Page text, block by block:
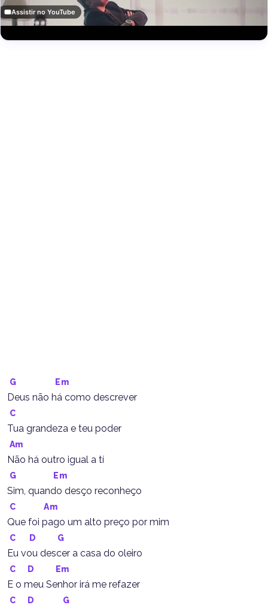
Assistir no YouTube
G Em
Deus não há como descrever
C
Tua grandeza e teu poder
Am
Não há outro igual a tí
G Em
Sim, quando desço reconheço
C Am
Que foi pago um alto preço por mim
C D G
Eu vou descer a casa do oleiro
C D Em
E o meu Senhor irá me refazer
C D G